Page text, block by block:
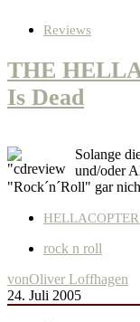
Reviews
THE
Is Dead
Solange
und/oder
"Rock´n´Roll" gar
rock n roll
vonOliver Loffhagen
24. Juli 2005